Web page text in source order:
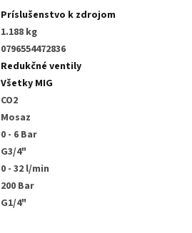
Príslušenstvo k zdrojom
1.188 kg
0796554472836
Redukčné ventily
Všetky MIG
CO2
Mosaz
0 - 6 Bar
G3/4"
0 - 32 l/min
200 Bar
G1/4"